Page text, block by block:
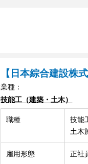
【日本綜合建設株式
業種：
技能工（建築・土木）
職種
技能
土木
雇用形態 正社